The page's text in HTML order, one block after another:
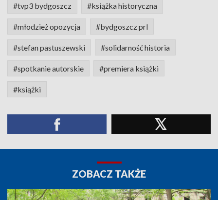
#tvp3 bydgoszcz #książka historyczna
#młodzież opozycja #bydgoszcz prl
#stefan pastuszewski #solidarność historia
#spotkanie autorskie #premiera książki
#książki
ZOBACZ TAKŻE